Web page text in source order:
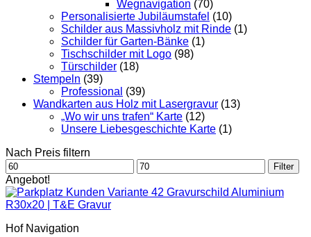
Wegnavigation (70)
Personalisierte Jubiläumstafel (10)
Schilder aus Massivholz mit Rinde (1)
Schilder für Garten-Bänke (1)
Tischschilder mit Logo (98)
Türschilder (18)
Stempeln (39)
Professional (39)
Wandkarten aus Holz mit Lasergravur (13)
„Wo wir uns trafen“ Karte (12)
Unsere Liebesgeschichte Karte (1)
Nach Preis filtern
Min.
Preis
Max.
Preis
Filter
Angebot!
Hof Navigation